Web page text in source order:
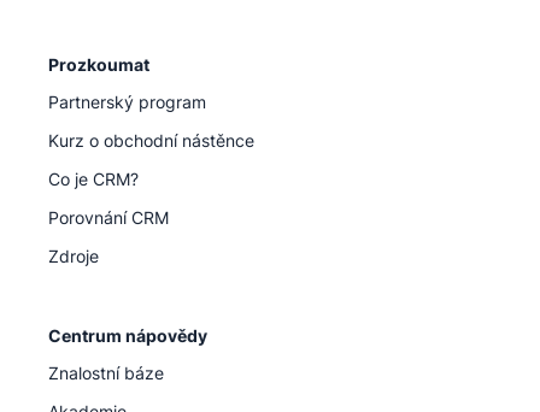
Prozkoumat
Partnerský program
Kurz o obchodní nástěnce
Co je CRM?
Porovnání CRM
Zdroje
Centrum nápovědy
Znalostní báze